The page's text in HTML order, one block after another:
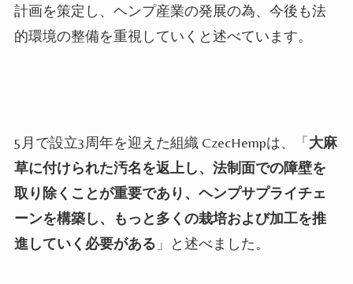
計画を策定し、ヘンプ産業の発展の為、今後も法
的環境の整備を重視していくと述べています。
5月で設立3周年を迎えた組織 CzecHempは、「 大麻
草に付けられた汚名を返上し、法制面での障壁を
取り除くことが重要であり、ヘンプサプライチェ
ーンを構築し、もっと多くの栽培および加工を推
進していく必要がある 」と述べました。